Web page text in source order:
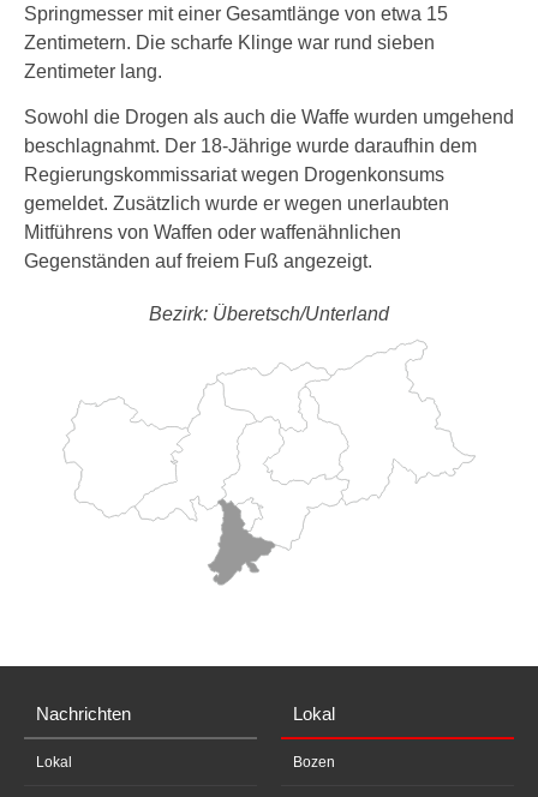
Springmesser mit einer Gesamtlänge von etwa 15
Zentimetern. Die scharfe Klinge war rund sieben
Zentimeter lang.
Sowohl die Drogen als auch die Waffe wurden umgehend
beschlagnahmt. Der 18-Jährige wurde daraufhin dem
Regierungskommissariat wegen Drogenkonsums
gemeldet. Zusätzlich wurde er wegen unerlaubten
Mitführens von Waffen oder waffenähnlichen
Gegenständen auf freiem Fuß angezeigt.
Bezirk: Überetsch/Unterland
Nachrichten
Lokal
Lokal
Bozen